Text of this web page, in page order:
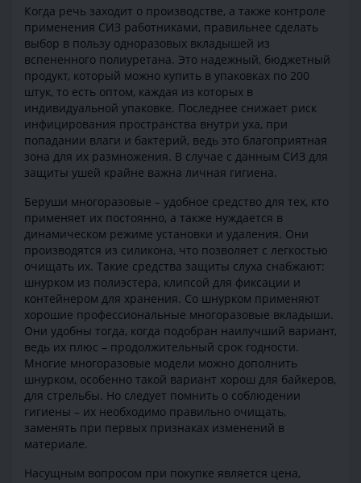
Когда речь заходит о производстве, а также контроле
применения СИЗ работниками, правильнее сделать
выбор в пользу одноразовых вкладышей из
вспененного полиуретана. Это надежный, бюджетный
продукт, который можно купить в упаковках по 200
штук, то есть оптом, каждая из которых в
индивидуальной упаковке. Последнее снижает риск
инфицирования пространства внутри уха, при
попадании влаги и бактерий, ведь это благоприятная
зона для их размножения. В случае с данным СИЗ для
защиты ушей крайне важна личная гигиена.
Беруши многоразовые – удобное средство для тех, кто
применяет их постоянно, а также нуждается в
динамическом режиме установки и удаления. Они
производятся из силикона, что позволяет с легкостью
очищать их. Такие средства защиты слуха снабжают:
шнурком из полиэстера, клипсой для фиксации и
контейнером для хранения. Со шнурком применяют
хорошие профессиональные многоразовые вкладыши.
Они удобны тогда, когда подобран наилучший вариант,
ведь их плюс – продолжительный срок годности.
Многие многоразовые модели можно дополнить
шнурком, особенно такой вариант хорош для байкеров,
для стрельбы. Но следует помнить о соблюдении
гигиены – их необходимо правильно очищать,
заменять при первых признаках изменений в
материале.
Насущным вопросом при покупке является цена,